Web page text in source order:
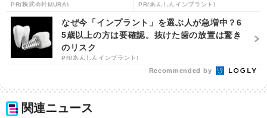
PR(株式会社MURA)
解説
PR(あんしんインプラント)
なぜ今「インプラント」を選ぶ人が急増中？6
5歳以上の方は要確認。抜けた歯の放置は驚き
のリスク
PR(あんしんインプラント)
Recommended by
関連ニュース